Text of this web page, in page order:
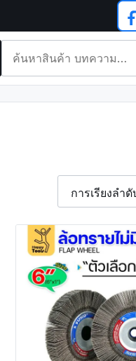
และ
บทความ